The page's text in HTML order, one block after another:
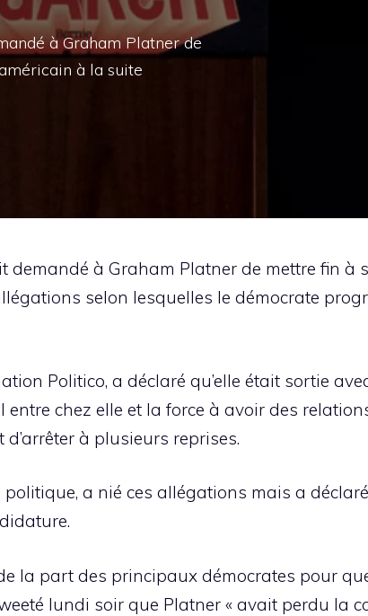
à Graham Platner de
à la suite
demandé à Graham Platner de mettre fin à
selon lesquelles le démocrate
Politico, a déclaré qu’elle était sortie
entre chez elle et la force à avoir des
à plusieurs reprises.
a nié ces allégations mais a
la part des principaux démocrates pour
lundi soir que Platner « avait perdu la